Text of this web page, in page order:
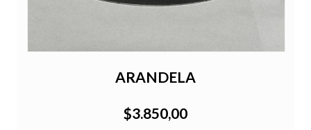
ARANDELA
$3.850,00